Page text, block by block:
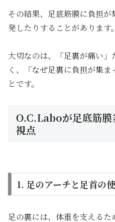
その結果、足底筋膜に負担
発したりすることがあります。
大切なのは、「足裏が痛い
く、「なぜ足裏に負担が集
とです。
O.C.Laboが足底筋膜
視点
1. 足のアーチと足首の
足の裏には、体重を支えるた